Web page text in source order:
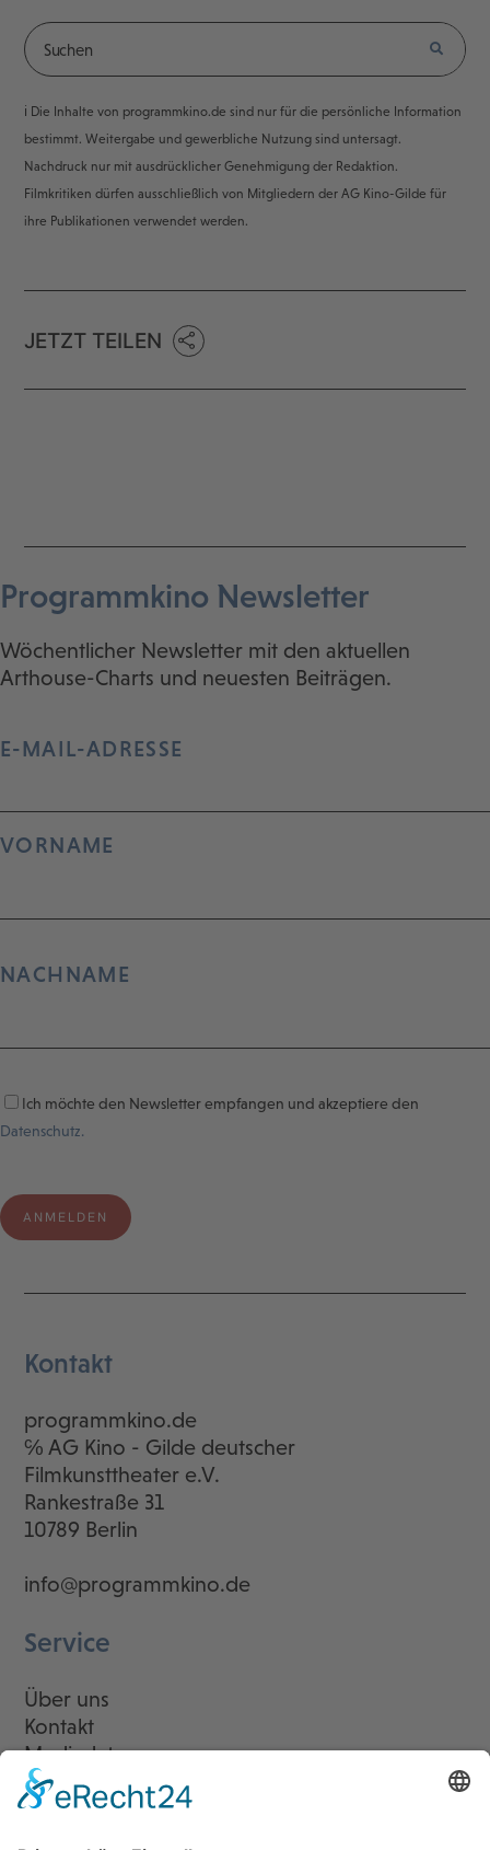
ℹ️ Die Inhalte von programmkino.de sind nur für die persönliche Information
bestimmt. Weitergabe und gewerbliche Nutzung sind untersagt.
Nachdruck nur mit ausdrücklicher Genehmigung der Redaktion.
Filmkritiken dürfen ausschließlich von Mitgliedern der AG Kino-Gilde für
ihre Publikationen verwendet werden.
JETZT TEILEN
Programmkino Newsletter
Wöchentlicher Newsletter mit den aktuellen
Arthouse-Charts und neuesten Beiträgen.
E-MAIL-ADRESSE
VORNAME
NACHNAME
Ich möchte den Newsletter empfangen und akzeptiere den
Datenschutz.
Kontakt
programmkino.de
℅ AG Kino - Gilde deutscher
Filmkunsttheater e.V.
Rankestraße 31
10789 Berlin
info@programmkino.de
Service
Über uns
Kontakt
Mediadaten
Newsletter
LogIn